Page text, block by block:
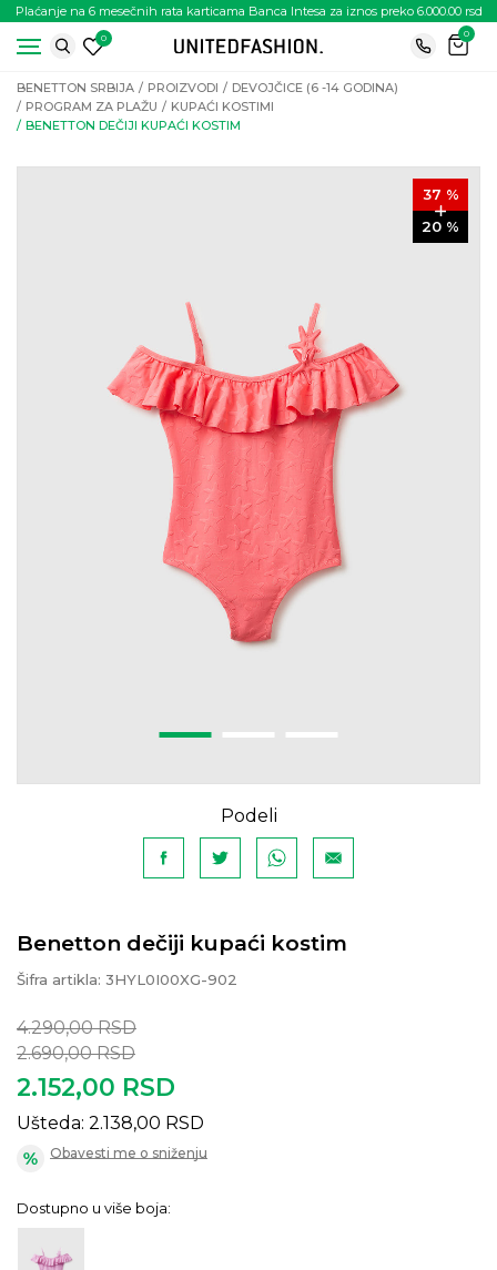
Plaćanje na 6 mesečnih rata karticama Banca Intesa za iznos preko 6.000.00 rsd
0
0
BENETTON SRBIJA PROIZVODI
DEVOJČICE (6 -14 GODINA)
PROGRAM ZA PLAŽU
KUPAĆI KOSTIMI
BENETTON DEČIJI KUPAĆI KOSTIM
37 %
20 %
Podeli
Benetton dečiji kupaći kostim
Šifra artikla: 3HYL0I00XG-902
4.290,00 RSD
2.690,00 RSD
2.152,00 RSD
Ušteda: 2.138,00 RSD
Obavesti me o sniženju
Dostupno u više boja: